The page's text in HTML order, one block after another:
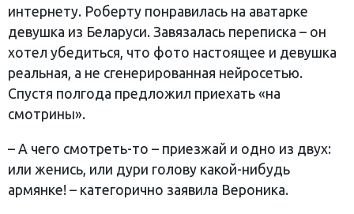
интернету. Роберту понравилась на аватарке
девушка из Беларуси. Завязалась переписка – он
хотел убедиться, что фото настоящее и девушка
реальная, а не сгенерированная нейросетью.
Спустя полгода предложил приехать «на
смотрины».
– А чего смотреть-то – приезжай и одно из двух:
или женись, или дури голову какой-нибудь
армянке! – категорично заявила Вероника.